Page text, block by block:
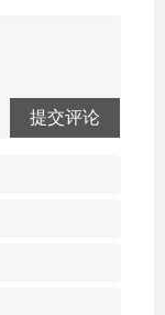
提交评论